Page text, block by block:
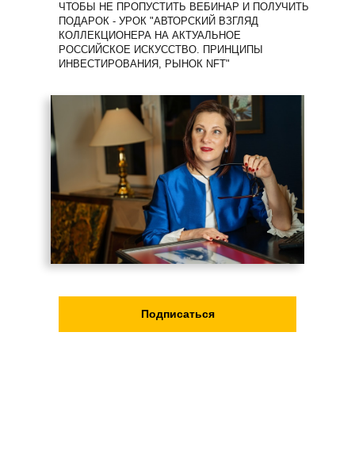
Подписаться
ЧТОБЫ НЕ ПРОПУСТИТЬ ВЕБИНАР И ПОЛУЧИТЬ
ПОДАРОК - УРОК "АВТОРСКИЙ ВЗГЛЯД
КОЛЛЕКЦИОНЕРА НА АКТУАЛЬНОЕ
РОССИЙСКОЕ ИСКУССТВО. ПРИНЦИПЫ
ИНВЕСТИРОВАНИЯ, РЫНОК NFT"